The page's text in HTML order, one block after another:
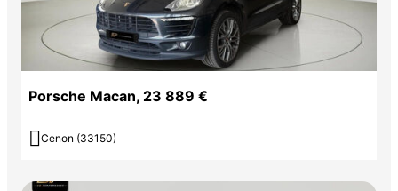
Porsche Macan, 23 889 €
 Cenon (33150)